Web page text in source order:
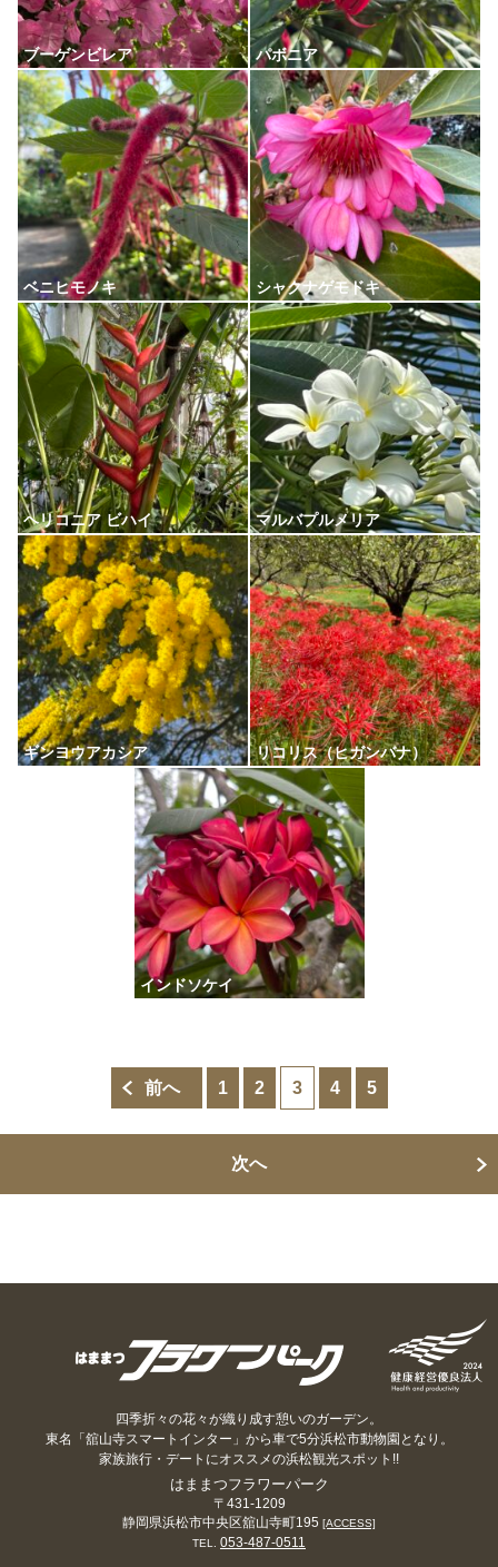
ブーゲンビレア パボニア
ベニヒモノキ シャクナゲモドキ
ヘリコニア ビハイ マルバプルメリア
ギンヨウアカシア リコリス（ヒガンバナ）
インドソケイ
前へ 1 2 3 4 5
次へ
四季折々の花々が織り成す憩いのガーデン。
東名「舘山寺スマートインター」から車で5分浜松市動物園となり。
家族旅行・デートにオススメの浜松観光スポット!!
はままつフラワーパーク
〒431-1209
静岡県浜松市中央区舘山寺町195 [ACCESS]
TEL.
053-487-0511